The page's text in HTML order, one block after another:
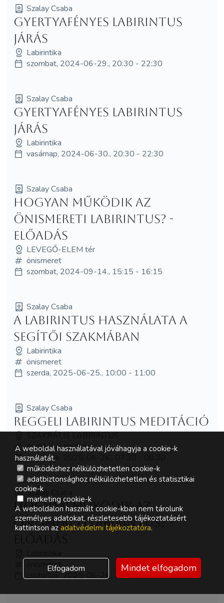
Szalay Csaba
Gyertyafényes labirintus
járás
Labirintika
szombat, 2024-06-29., 20:30 - 22:30
Szalay Csaba
Gyertyafényes labirintus
járás
Labirintika
vasárnap, 2024-06-30., 20:30 - 22:30
Szalay Csaba
Hogyan működik az
önismereti labirintus? -
ELŐADÁS
LEVEGŐ-ELEM tér
önismeret
szombat, 2024-09-14., 15:15 - 16:15
Szalay Csaba
A labirintus használata a
segítői szakmában
Labirintika
önismeret
szerda, 2025-06-25., 10:00 - 11:00
Szalay Csaba
Reggeli labirintus meditáció
meditáció, mozgás
csütörtök, 2025-06-26., 07:30 - 08:30
Szalay Csaba
Hogyan működik az
önismereti labirintus? -
önismeret
csütörtök, 2025-06-26., 10:00 - 11:00
A weboldal használatával jóváhagyja a cookie-k
használatát.
működéshez nélkülözhetetlen cookie-k
adatbiztonsághoz nélkülözhetetlen és statisztikai
cookie-k
marketing cookie-k
A weboldalon használt cookie-kban nem tárolunk
személyes adatokat, részletesebb tájékoztatásért
kattintson az adatvédelmi tájékoztatóra.
Elfogadom Mindet elfogadom